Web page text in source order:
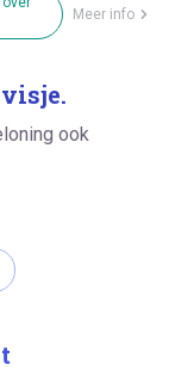
Meer info
ook